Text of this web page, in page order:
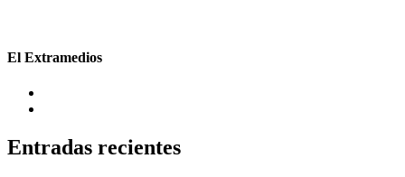
El Extramedios
Entradas recientes